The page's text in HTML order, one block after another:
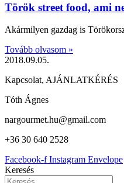
Török street food, ami
Akármilyen gazdag is
Tovább olvasom »
2018.09.05.
Kapcsolat, AJÁNLATKÉRÉS
Tóth Ágnes
nargourmet.hu@gmail.com
+36 30 640 2528
Facebook-f Instagram Envelope
Keresés